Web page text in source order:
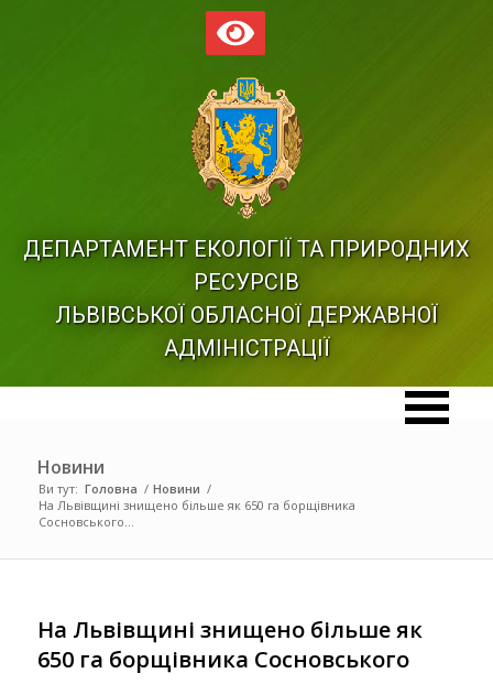
ДЕПАРТАМЕНТ ЕКОЛОГІЇ ТА ПРИРОДНИХ
РЕСУРСІВ
ЛЬВІВСЬКОЇ ОБЛАСНОЇ ДЕРЖАВНОЇ
АДМІНІСТРАЦІЇ
Новини
Ви тут: Головна / Новини /
На Львівщині знищено більше як 650 га борщівника
Сосновського...
На Львівщині знищено більше як
650 га борщівника Сосновського